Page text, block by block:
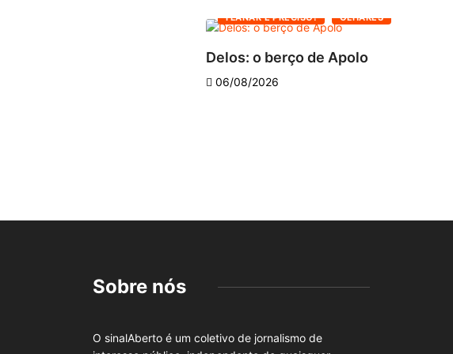
FLANAR É PRECISO! OLHARES
Delos: o berço de Apolo
06/08/2026
Sobre nós
O sinalAberto é um coletivo de jornalismo de